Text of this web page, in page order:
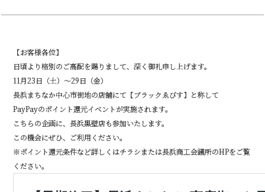
【お客様各位】
日頃より格別のご高配を賜りまして、深く御礼申し上げます。
11月23日（土）～29日（金）
長浜まちなか中心市街地の店舗にて【ブラックゑびす】と称して
PayPayのポイント還元イベントが実施されます。
こちらの企画に、長浜黒壁店も参加いたします。
この機会にぜひ、ご利用ください。
※ポイント還元条件など詳しくはチラシまたは長浜商工会議所のHPをご覧
ください。